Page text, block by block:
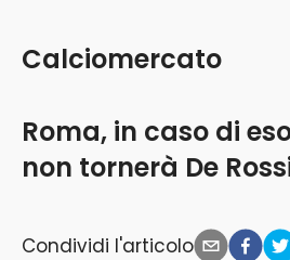
Roma, in caso di
non tornerà De
Calciomercato
Condividi l'articolo